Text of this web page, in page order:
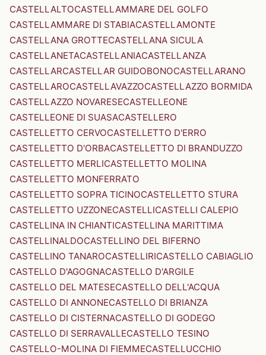
CASTELLALTOCASTELLAMMARE DEL GOLFO
CASTELLAMMARE DI STABIACASTELLAMONTE
CASTELLANA GROTTECASTELLANA SICULA
CASTELLANETACASTELLANIACASTELLANZA
CASTELLARCASTELLAR GUIDOBONOCASTELLARANO
CASTELLAROCASTELLAVAZZOCASTELLAZZO BORMIDA
CASTELLAZZO NOVARESECASTELLEONE
CASTELLEONE DI SUASACASTELLERO
CASTELLETTO CERVOCASTELLETTO D'ERRO
CASTELLETTO D'ORBACASTELLETTO DI BRANDUZZO
CASTELLETTO MERLICASTELLETTO MOLINA
CASTELLETTO MONFERRATO
CASTELLETTO SOPRA TICINOCASTELLETTO STURA
CASTELLETTO UZZONECASTELLICASTELLI CALEPIO
CASTELLINA IN CHIANTICASTELLINA MARITTIMA
CASTELLINALDOCASTELLINO DEL BIFERNO
CASTELLINO TANAROCASTELLIRICASTELLO CABIAGLIO
CASTELLO D'AGOGNACASTELLO D'ARGILE
CASTELLO DEL MATESECASTELLO DELL'ACQUA
CASTELLO DI ANNONECASTELLO DI BRIANZA
CASTELLO DI CISTERNACASTELLO DI GODEGO
CASTELLO DI SERRAVALLECASTELLO TESINO
CASTELLO-MOLINA DI FIEMMECASTELLUCCHIO